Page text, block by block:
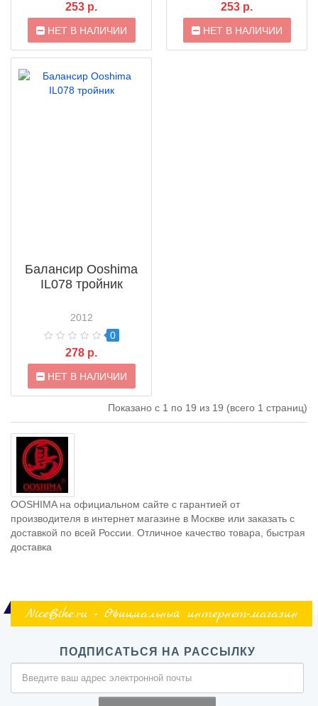
253 р.
НЕТ В НАЛИЧИИ
253 р.
НЕТ В НАЛИЧИИ
Балансир Ooshima
IL078 тройник
2012
0
278 р.
НЕТ В НАЛИЧИИ
Показано с 1 по 19 из 19 (всего 1 страниц)
OOSHIMA на официальном сайте с гарантией от
производителя в интернет магазине в Москве или заказать с
доставкой по всей России. Отличное качество товара, быстрая
доставка
NiceBike.ru - Официальный интернет-магазин
ПОДПИСАТЬСЯ НА РАССЫЛКУ